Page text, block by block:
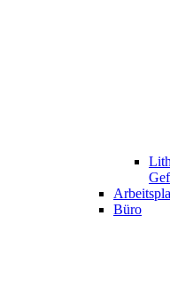
Büro